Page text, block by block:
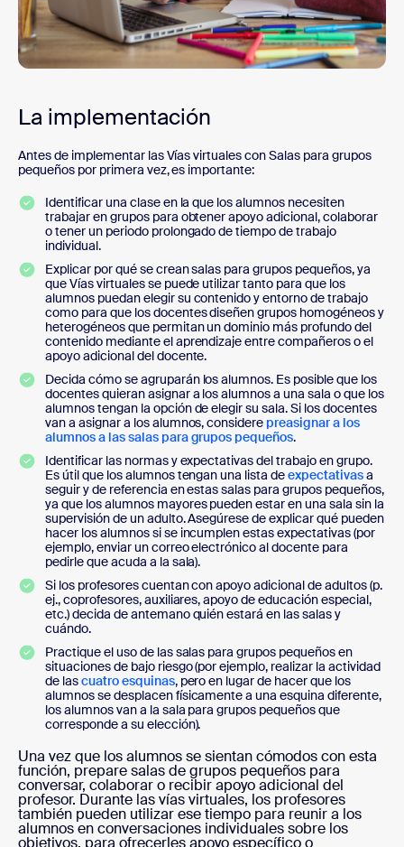
La implementación
Antes de implementar las Vías virtuales con Salas para grupos
pequeños por primera vez, es importante:
Identificar una clase en la que los alumnos necesiten
trabajar en grupos para obtener apoyo adicional, colaborar
o tener un periodo prolongado de tiempo de trabajo
individual.
Explicar por qué se crean salas para grupos pequeños, ya
que Vías virtuales se puede utilizar tanto para que los
alumnos puedan elegir su contenido y entorno de trabajo
como para que los docentes diseñen grupos homogéneos y
heterogéneos que permitan un dominio más profundo del
contenido mediante el aprendizaje entre compañeros o el
apoyo adicional del docente.
Decida cómo se agruparán los alumnos. Es posible que los
docentes quieran asignar a los alumnos a una sala o que los
alumnos tengan la opción de elegir su sala. Si los docentes
van a asignar a los alumnos, considere preasignar a los
alumnos a las salas para grupos pequeños.
Identificar las normas y expectativas del trabajo en grupo.
Es útil que los alumnos tengan una lista deexpectativasa
seguir y de referencia en estas salas para grupos pequeños,
ya que los alumnos mayores pueden estar en una sala sin la
supervisión de un adulto. Asegúrese de explicar qué pueden
hacer los alumnos si se incumplen estas expectativas (por
ejemplo, enviar un correo electrónico al docente para
pedirle que acuda a la sala).
Si los profesores cuentan con apoyo adicional de adultos (p.
ej., coprofesores, auxiliares, apoyo de educación especial,
etc.) decida de antemano quién estará en las salas y
cuándo.
Practique el uso de las salas para grupos pequeños en
situaciones de bajo riesgo (por ejemplo, realizar la actividad
de lascuatro esquinas, pero en lugar de hacer que los
alumnos se desplacen físicamente a una esquina diferente,
los alumnos van a la sala para grupos pequeños que
corresponde a su elección).
Una vez que los alumnos se sientan cómodos con esta
función, prepare salas de grupos pequeños para
conversar, colaborar o recibir apoyo adicional del
profesor. Durante las vías virtuales, los profesores
también pueden utilizar ese tiempo para reunir a los
alumnos en conversaciones individuales sobre los
objetivos, para ofrecerles apoyo específico o